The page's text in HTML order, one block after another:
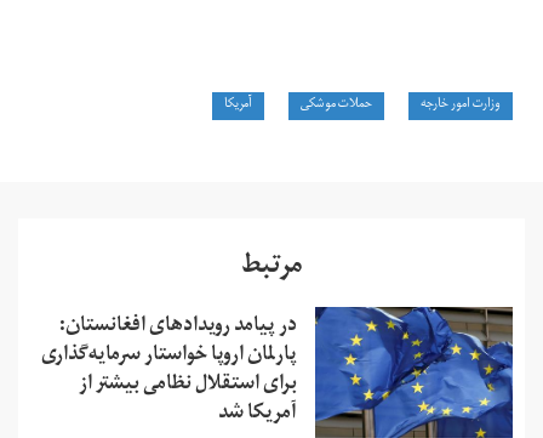
وزارت امور خارجه حملات موشکی آمریکا
مرتبط
در پیامد رویدادهای افغانستان:
پارلمان اروپا خواستار سرمایه‌گذاری
برای استقلال نظامی بیشتر از
آمریکا شد